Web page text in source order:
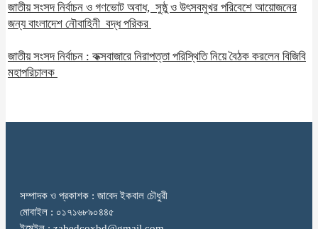
জাতীয় সংসদ নির্বাচন ও গণভোট অবাধ, সুষ্ঠু ও উৎসবমুখর পরিবেশে আয়োজনের
জন্য বাংলাদেশ নৌবাহিনী বদ্ধ পরিকর
জাতীয় সংসদ নির্বাচন : কক্সবাজারে নিরাপত্তা পরিস্থিতি নিয়ে বৈঠক করলেন বিজিবি
মহাপরিচালক
সম্পাদক ও প্রকাশক : জাবেদ ইকবাল চৌধুরী
মোবাইল : ০১৭১৬৮৯০৪৪৫